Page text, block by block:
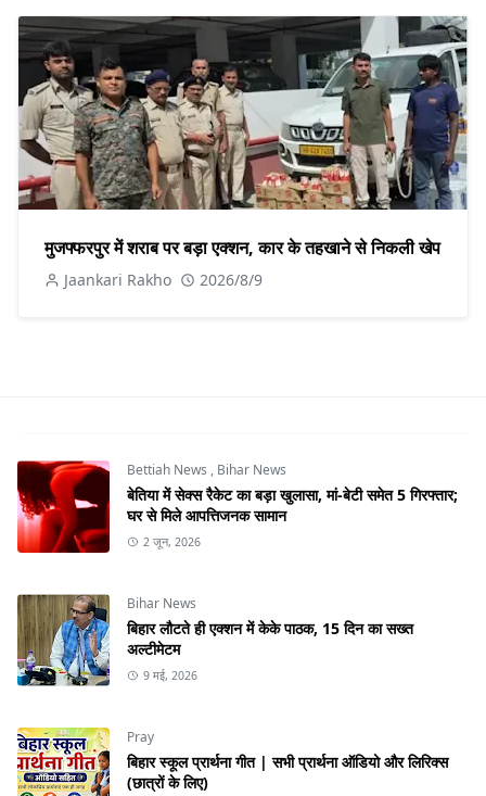
मुजफ्फरपुर में शराब पर बड़ा एक्शन, कार के तहखाने से निकली खेप
Jaankari Rakho 2026/8/9
Bettiah News , Bihar News
बेतिया में सेक्स रैकेट का बड़ा खुलासा, मां-बेटी समेत 5 गिरफ्तार;
घर से मिले आपत्तिजनक सामान
2 जून, 2026
Bihar News
बिहार लौटते ही एक्शन में केके पाठक, 15 दिन का सख्त
अल्टीमेटम
9 मई, 2026
Pray
बिहार स्कूल प्रार्थना गीत | सभी प्रार्थना ऑडियो और लिरिक्स
(छात्रों के लिए)